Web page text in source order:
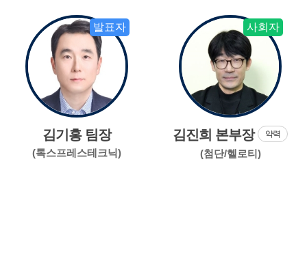
발표자
김기홍 팀장
(톡스프레스테크닉)
사회자
김진희 본부장 약력
(첨단/헬로티)